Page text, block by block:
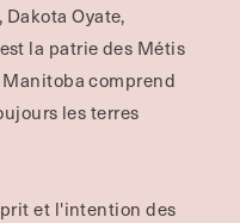
Oyate,
la patrie des Métis
comprend
les terres
et l'intention des